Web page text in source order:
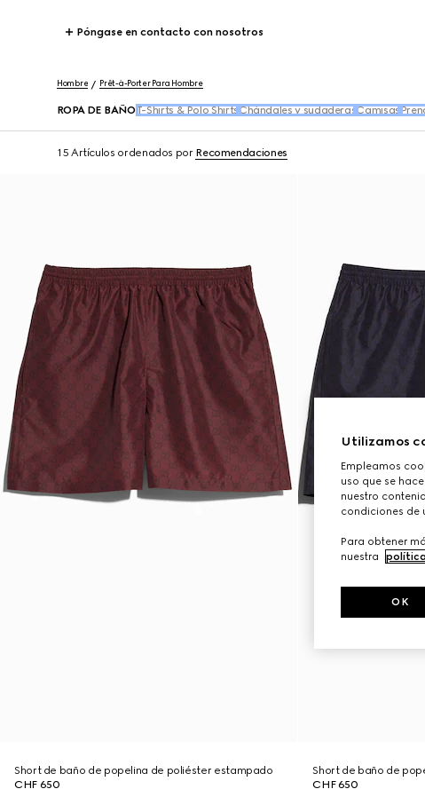
Póngase en contacto con nosotros
Hombre Prêt-à-Porter Para Hombre
ROPA DE BAÑO T-Shirts & Polo Shirts Chándales y sudaderas Camisas
15 Artículos ordenados por Recomendaciones
Short de baño de popelina de poliéster estampado
CHF 650
Short de baño de
CHF 650
Utilizamos
Empleamos
uso que se
nuestro
condiciones de
Para obtener
nuestra
OK